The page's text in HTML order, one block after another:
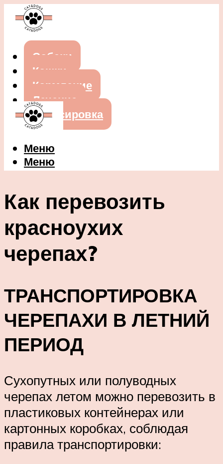
Собаки
Кошки
Кормление
Лечение
Дрессировка
Меню
Меню
Как перевозить
красноухих
черепах?
ТРАНСПОРТИРОВКА
ЧЕРЕПАХИ В ЛЕТНИЙ
ПЕРИОД
Сухопутных или полуводных
черепах летом можно перевозить в
пластиковых контейнерах или
картонных коробках, соблюдая
правила транспортировки: